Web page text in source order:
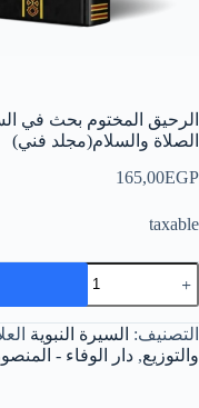
الرحيق المختوم بحث في
الصلاة والسلام(مجلد فني)
165,00EGP
taxable
كمية
الرحيق
المختوم
بحث
في
السيرة
التصنيف: السيرة النبوية
والتوزيع, دار الوفاء -